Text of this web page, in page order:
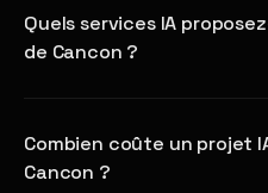
Quels services IA
de Cancon ?
Combien coûte un projet
Cancon ?